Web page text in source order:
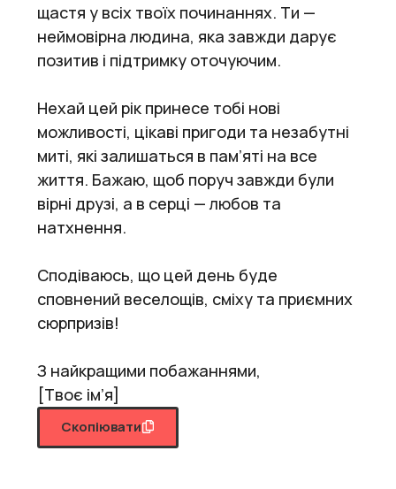
щастя у всіх твоїх починаннях. Ти —
неймовірна людина, яка завжди дарує
позитив і підтримку оточуючим.
Нехай цей рік принесе тобі нові
можливості, цікаві пригоди та незабутні
миті, які залишаться в пам’яті на все
життя. Бажаю, щоб поруч завжди були
вірні друзі, а в серці — любов та
натхнення.
Сподіваюсь, що цей день буде
сповнений веселощів, сміху та приємних
сюрпризів!
З найкращими побажаннями,
[Твоє ім’я]
Скопіювати